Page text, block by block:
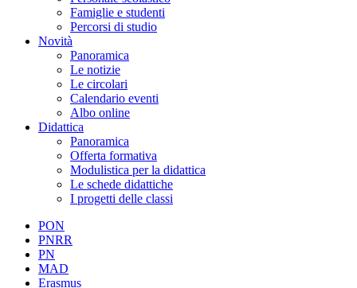
Famiglie e studenti
Percorsi di studio
Novità
Panoramica
Le notizie
Le circolari
Calendario eventi
Albo online
Didattica
Panoramica
Offerta formativa
Modulistica per la didattica
Le schede didattiche
I progetti delle classi
PON
PNRR
PN
MAD
Erasmus